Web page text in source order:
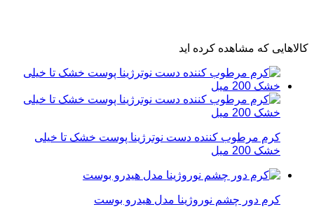
کالاهایی که مشاهده کرده اید
کرم مرطوب کننده دست نوترژینا پوست خشک تا خیلی
خشک 200 میل
کرم دور چشم نوروژینا مدل هیدرو بوست